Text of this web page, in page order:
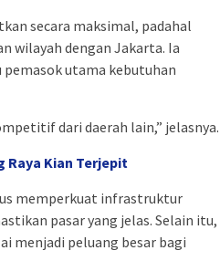
secara maksimal, padahal
wilayah dengan Jakarta. Ia
utama kebutuhan
dari daerah lain,” jelasnya.
Raya Kian Terjepit
memperkuat infrastruktur
pasar yang jelas. Selain itu,
menjadi peluang besar bagi